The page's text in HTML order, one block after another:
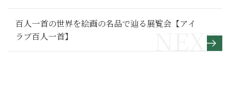
百人一首の世界を絵画の名品で辿る展覧会【アイ
ラブ百人一首】